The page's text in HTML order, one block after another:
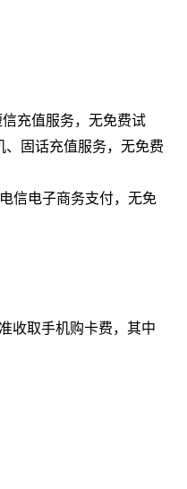
充值服务，无免费试
固话充值服务，无免费
信电子商务支付，无免
收取手机购卡费，其中